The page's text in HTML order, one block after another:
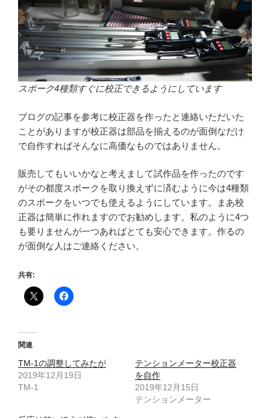
スポーク4種類すぐに校正できるようにしています
ブログの記事を参考に校正器を作ったと連絡いただいた
ことがありますが校正器は部品を揃えるのが面倒なだけ
で自作すればそんなに高価なものではありません。
販売してもいいかなと考えまして試作品を作ったのです
がその都度スポークを取り換えずに済むように今は4種類
のスポークをいつでも使えるようにしています。まあ校
正器は簡単に作れますのでお勧めします。私のように4つ
も要りませんが一つあればとても安心できます。作るの
が面倒な人はご連絡ください。
共有:
関連
TM-1の調整してみたが
2019年12月19日
TM-1
テンションメーター校正器
を自作
2019年12月15日
テンションメーター